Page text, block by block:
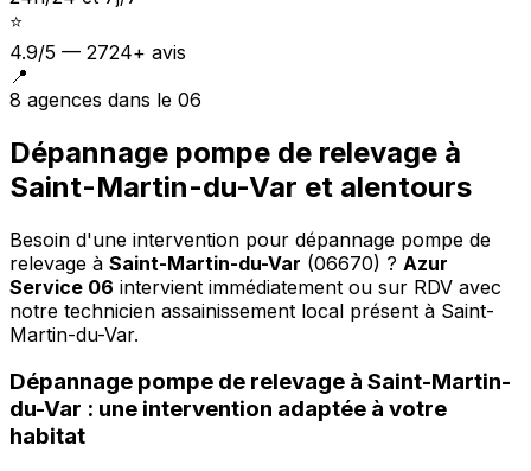
⭐
4.9/5 — 2724+ avis
📍
8 agences dans le 06
Dépannage pompe de relevage à
Saint-Martin-du-Var et alentours
Besoin d'une intervention pour dépannage pompe de
relevage à Saint-Martin-du-Var (06670) ? Azur
Service 06 intervient immédiatement ou sur RDV avec
notre technicien assainissement local présent à Saint-
Martin-du-Var.
Dépannage pompe de relevage à Saint-Martin-
du-Var : une intervention adaptée à votre
habitat